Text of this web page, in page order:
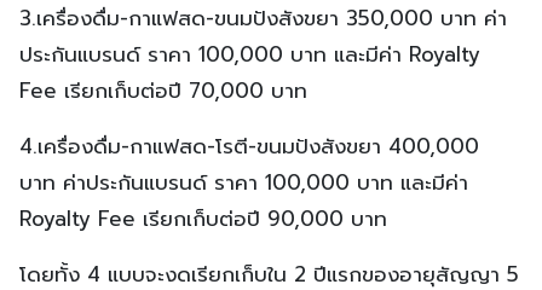
3.เครื่องดื่ม-กาแฟสด-ขนมปังสังขยา 350,000 บาท ค่า
ประกันแบรนด์ ราคา 100,000 บาท และมีค่า Royalty
Fee เรียกเก็บต่อปี 70,000 บาท
4.เครื่องดื่ม-กาแฟสด-โรตี-ขนมปังสังขยา 400,000
บาท ค่าประกันแบรนด์ ราคา 100,000 บาท และมีค่า
Royalty Fee เรียกเก็บต่อปี 90,000 บาท
โดยทั้ง 4 แบบจะงดเรียกเก็บใน 2 ปีแรกของอายุสัญญา 5